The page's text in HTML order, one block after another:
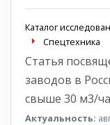
Каталог
Спецтехника
Статья
заводов в
свыше 30 м3/
Актуальность: